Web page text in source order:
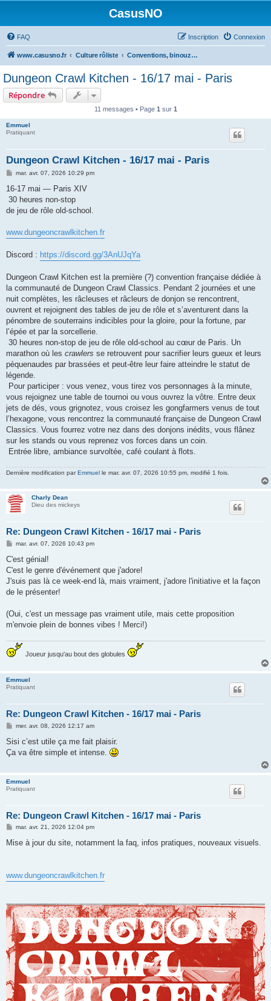
CasusNO
FAQ Connexion
Inscription
www.casusno.fr Culture rôliste Conventions, binouzes et recherche de joueurs
Dungeon Crawl Kitchen - 16/17 mai - Paris
Répondre
11 messages • Page 1 sur 1
Emmuel
Pratiquant
Dungeon Crawl Kitchen - 16/17 mai - Paris
M
s
a
g
e
mar. avr. 07, 2026 10:29 pm
16-17 mai — Paris XIV
30 heures non-stop
de jeu de rôle old-school.
www.dungeoncrawlkitchen.fr
Discord : https://discord.gg/3AnUJqYa
Dungeon Crawl Kitchen est la première (?) convention française dédiée à
la communauté de Dungeon Crawl Classics. Pendant 2 journées et une
nuit complètes, les râcleuses et râcleurs de donjon se rencontrent,
ouvrent et rejoignent des tables de jeu de rôle et s’aventurent dans la
pénombre de souterrains indicibles pour la gloire, pour la fortune, par
l’épée et par la sorcellerie.
30 heures non-stop de jeu de rôle old-school au cœur de Paris. Un
marathon où les crawlers se retrouvent pour sacrifier leurs gueux et leurs
pèquenaudes par brassées et peut-être leur faire atteindre le statut de
légende.
Pour participer : vous venez, vous tirez vos personnages à la minute,
vous rejoignez une table de tournoi ou vous ouvrez la vôtre. Entre deux
jets de dés, vous grignotez, vous croisez les gongfarmers venus de tout
l’hexagone, vous rencontrez la communauté française de Dungeon Crawl
Classics. Vous fourrez votre nez dans des donjons inédits, vous flânez
sur les stands ou vous reprenez vos forces dans un coin.
Entrée libre, ambiance survoltée, café coulant à flots.
Dernière modification parEmmuel le mar. avr. 07, 2026 10:55 pm, modifié 1 fois.
Charly Dean
Dieu des mickeys
Re: Dungeon Crawl Kitchen - 16/17 mai - Paris
M
s
a
g
mar. avr. 07, 2026 10:43 pm
C'est génial!
C'est le genre d'événement que j'adore!
J'suis pas là ce week-end là, mais vraiment, j'adore l'initiative et la façon
de le présenter!
(Oui, c'est un message pas vraiment utile, mais cette proposition
m'envoie plein de bonnes vibes ! Merci!)
Joueur jusqu'au bout des globules
Emmuel
Pratiquant
Re: Dungeon Crawl Kitchen - 16/17 mai - Paris
M
s
a
mer. avr. 08, 2026 12:17 am
Sisi c’est utile ça me fait plaisir.
Ça va être simple et intense.
Emmuel
Pratiquant
Re: Dungeon Crawl Kitchen - 16/17 mai - Paris
M
s
mar. avr. 21, 2026 12:04 pm
Mise à jour du site, notamment la faq, infos pratiques, nouveaux visuels.
www.dungeoncrawlkitchen.fr